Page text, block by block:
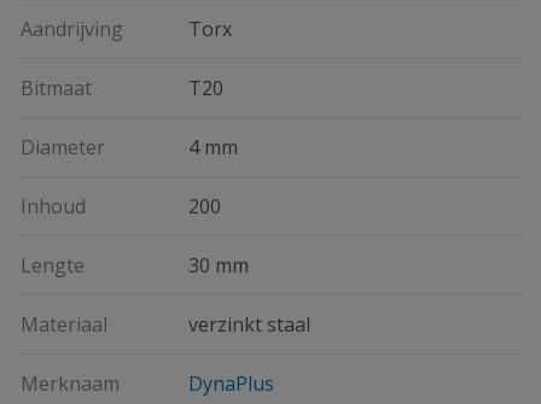
Aandrijving Torx
Bitmaat T20
Diameter 4 mm
Inhoud 200
Lengte 30 mm
Materiaal verzinkt staal
Merknaam DynaPlus